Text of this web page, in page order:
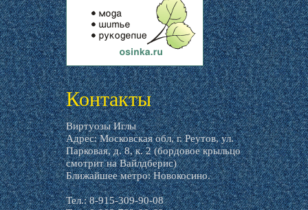
livemaster.ru
Контакты
Виртуозы Иглы
Адрес: Московская обл, г. Реутов, ул.
Парковая, д. 8, к. 2 (бордовое крыльцо
смотрит на Вайлдберис)
Ближайшее метро: Новокосино.
Тел.: 8-915-309-90-08